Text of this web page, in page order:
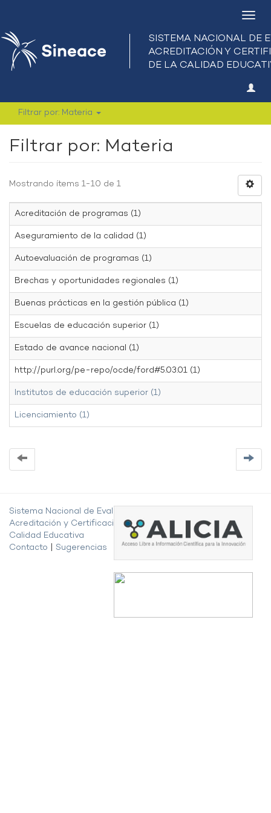
Filtrar por: Materia
Filtrar por: Materia
Mostrando ítems 1-10 de 1
Acreditación de programas (1)
Aseguramiento de la calidad (1)
Autoevaluación de programas (1)
Brechas y oportunidades regionales (1)
Buenas prácticas en la gestión pública (1)
Escuelas de educación superior (1)
Estado de avance nacional (1)
http://purl.org/pe-repo/ocde/ford#5.03.01 (1)
Institutos de educación superior (1)
Licenciamiento (1)
Sistema Nacional de Evaluación,
Acreditación y Certificación de la
Calidad Educativa
Contacto
Sugerencias